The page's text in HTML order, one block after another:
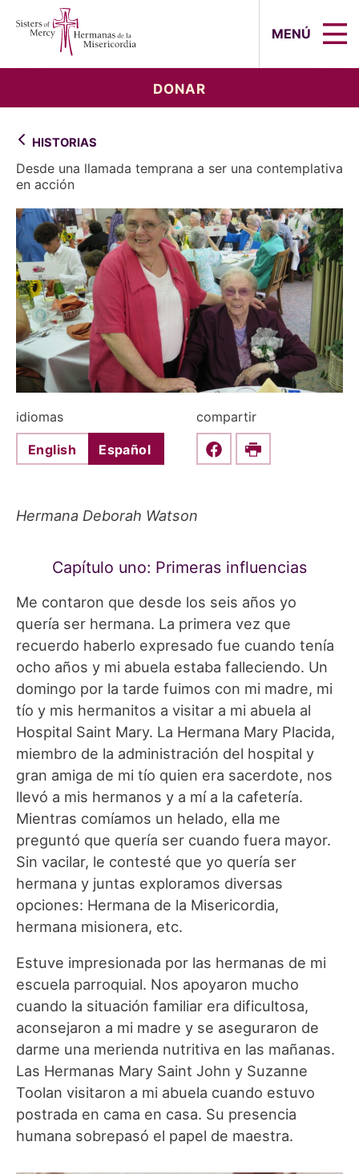
MENÚ
DONAR
HISTORIAS
Desde una llamada temprana a ser una contemplativa
en acción
idiomas
English Español
compartir
Share this on Facebook
Print
Hermana Deborah Watson
Capítulo uno: Primeras influencias
Me contaron que desde los seis años yo
quería ser hermana. La primera vez que
recuerdo haberlo expresado fue cuando tenía
ocho años y mi abuela estaba falleciendo. Un
domingo por la tarde fuimos con mi madre, mi
tío y mis hermanitos a visitar a mi abuela al
Hospital Saint Mary. La Hermana Mary Placida,
miembro de la administración del hospital y
gran amiga de mi tío quien era sacerdote, nos
llevó a mis hermanos y a mí a la cafetería.
Mientras comíamos un helado, ella me
preguntó que quería ser cuando fuera mayor.
Sin vacilar, le contesté que yo quería ser
hermana y juntas exploramos diversas
opciones: Hermana de la Misericordia,
hermana misionera, etc.
Estuve impresionada por las hermanas de mi
escuela parroquial. Nos apoyaron mucho
cuando la situación familiar era dificultosa,
aconsejaron a mi madre y se aseguraron de
darme una merienda nutritiva en las mañanas.
Las Hermanas Mary Saint John y Suzanne
Toolan visitaron a mi abuela cuando estuvo
postrada en cama en casa. Su presencia
humana sobrepasó el papel de maestra.